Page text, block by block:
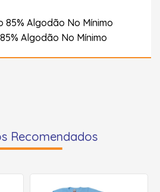
85% Algodão No Mínimo
Algodão No Mínimo
Recomendados